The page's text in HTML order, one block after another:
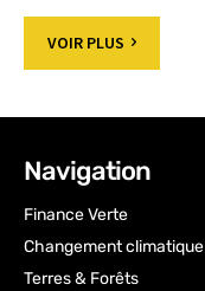
VOIR PLUS
Navigation
Finance Verte
Changement climatique
Terres & Forêts